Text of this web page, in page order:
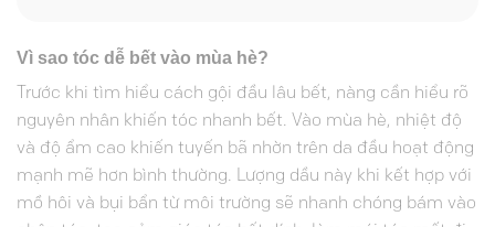
Vì sao tóc dễ bết vào mùa hè?
Trước khi tìm hiểu cách gội đầu lâu bết, nàng cần hiểu rõ
nguyên nhân khiến tóc nhanh bết. Vào mùa hè, nhiệt độ
và độ ẩm cao khiến tuyến bã nhờn trên da đầu hoạt động
mạnh mẽ hơn bình thường. Lượng dầu này khi kết hợp với
mồ hôi và bụi bẩn từ môi trường sẽ nhanh chóng bám vào